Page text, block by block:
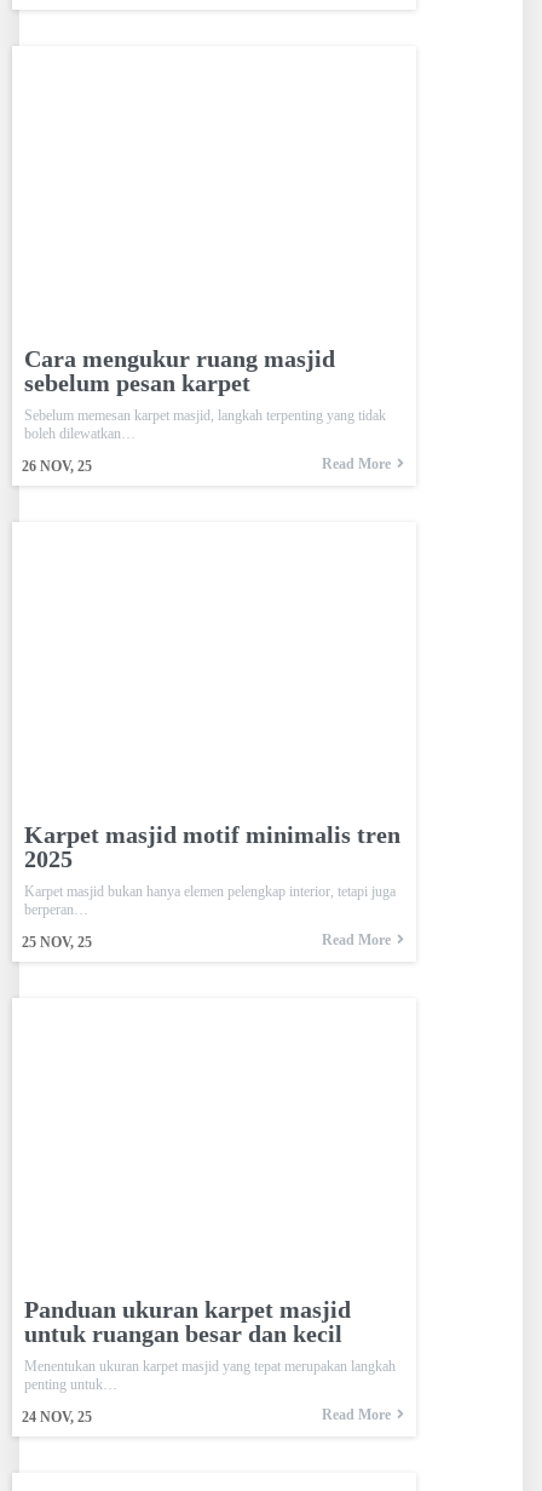
Cara mengukur ruang masjid
sebelum pesan karpet
26 NOV, 25
Sebelum memesan karpet masjid, langkah terpenting yang tidak
boleh dilewatkan…
Read More
Karpet masjid motif minimalis tren
2025
25 NOV, 25
Karpet masjid bukan hanya elemen pelengkap interior, tetapi juga
berperan…
Read More
Panduan ukuran karpet masjid
untuk ruangan besar dan kecil
24 NOV, 25
Menentukan ukuran karpet masjid yang tepat merupakan langkah
penting untuk…
Read More